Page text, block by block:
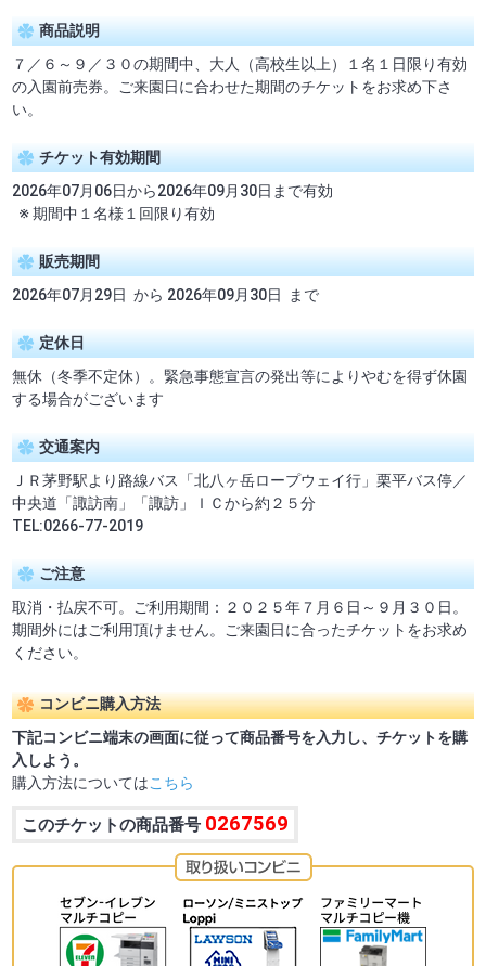
商品説明
７／６～９／３０の期間中、大人（高校生以上）１名１日限り有効
の入園前売券。ご来園日に合わせた期間のチケットをお求め下さ
い。
チケット有効期間
2026年07月06日から2026年09月30日まで有効
※ 期間中１名様１回限り有効
販売期間
2026年07月29日 から 2026年09月30日 まで
定休日
無休（冬季不定休）。緊急事態宣言の発出等によりやむを得ず休園
する場合がございます
交通案内
ＪＲ茅野駅より路線バス「北八ヶ岳ロープウェイ行」栗平バス停／
中央道「諏訪南」「諏訪」ＩＣから約２５分
TEL:0266-77-2019
ご注意
取消・払戻不可。ご利用期間：２０２５年７月６日～９月３０日。
期間外にはご利用頂けません。ご来園日に合ったチケットをお求め
ください。
コンビニ購入方法
下記コンビニ端末の画面に従って商品番号を入力し、チケットを購
入しよう。
購入方法についてはこちら
このチケットの商品番号 0267569